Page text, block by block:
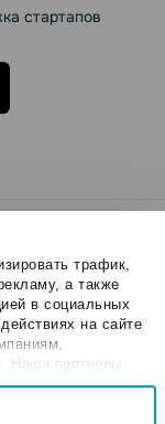
трафик,
а также
в социальных
на сайте
Наши партнеры
вами
получили при
стартапов
защищены.